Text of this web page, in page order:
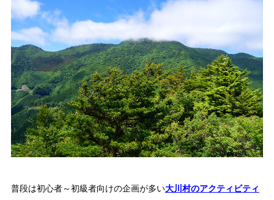
「大川村ってどんなとこ？」聞いたこともみたこともないぞ？という大川村
初心者のかたに、大川村へ来るための道のりや、心構えなどをご紹介！
大川村マップ 大川村への行き方
グルメ・物産
村の特産品「土佐はちきん地鶏」など各種物産をご紹介！
普段は初心者～初級者向けの企画が多い大川村のアクティビティ